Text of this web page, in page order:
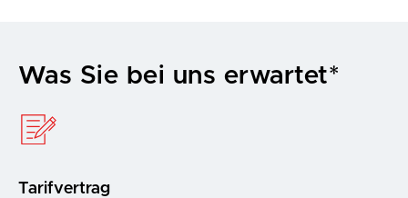
Was Sie bei uns erwartet*
Tarifvertrag